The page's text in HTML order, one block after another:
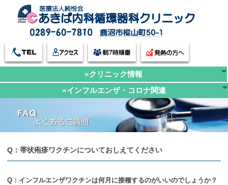
≡クリニック情報
≡インフルエンザ・コロナ関連
Q：帯状疱疹ワクチンについておしえてください
Q：インフルエンザワクチンは何月に接種するのがいいのでしょうか？